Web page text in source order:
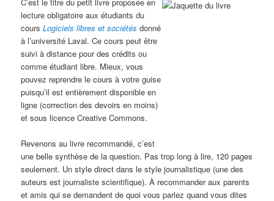
lecture obligatoire aux étudiants du
coursLogiciels libres et sociétés donné
à l’université Laval. Ce cours peut être
suivi à distance pour des crédits ou
comme étudiant libre. Mieux, vous
pouvez reprendre le cours à votre guise
puisqu’il est entièrement disponible en
ligne (correction des devoirs en moins)
et sous licence Creative Commons.
Revenons au livre recommandé, c’est
une belle synthèse de la question. Pas trop long à lire, 120 pages
seulement. Un style direct dans le style journalistique (une des
auteurs est journaliste scientifique). À recommander aux parents
et amis qui se demandent de quoi vous parlez quand vous dites